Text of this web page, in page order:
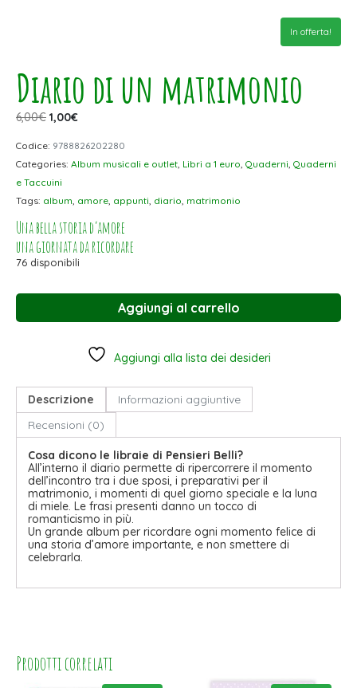
In offerta!
Diario di un matrimonio
6,00€ 1,00€
Codice: 9788826202280
Categories: Album musicali e outlet Libri a 1 euro Quaderni Quaderni
e Taccuini
Tags: album amore appunti diario matrimonio
Una bella storia d’amore
una giornata da ricordare
76 disponibili
Aggiungi al carrello
Aggiungi alla lista dei desideri
Descrizione
Informazioni aggiuntive
Recensioni (0)
Cosa dicono le libraie di Pensieri Belli?
All’interno il diario permette di ripercorrere il momento
dell’incontro tra i due sposi, i preparativi per il
matrimonio, i momenti di quel giorno speciale e la luna
di miele. Le frasi presenti danno un tocco di
romanticismo in più.
Un grande album per ricordare ogni momento felice di
una storia d’amore importante, e non smettere di
celebrarla.
Prodotti correlati